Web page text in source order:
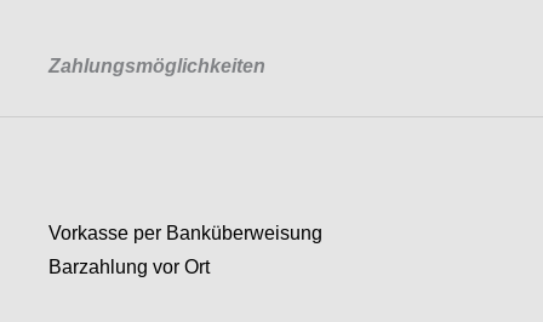
Zahlungsmöglichkeiten
Vorkasse per Banküberweisung
Barzahlung vor Ort